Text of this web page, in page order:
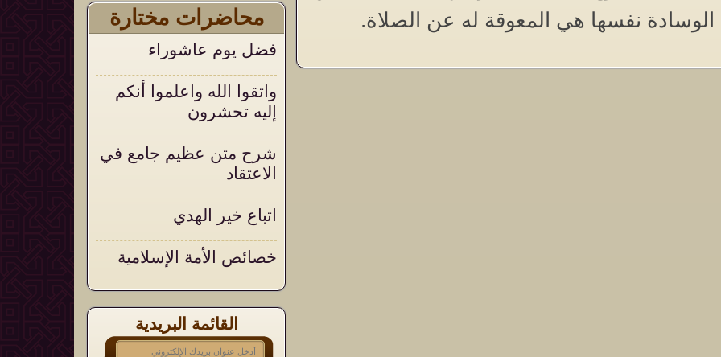
التعليق على التنبيهات
السنية على العقيدة
محاضرات مختارة
فضل يوم عاشوراء
واتقوا الله واعلموا أنكم
إليه تحشرون
شرح متن عظيم جامع في
الاعتقاد
اتباع خير الهدي
خصائص الأمة الإسلامية
القائمة البريدية
نفسها هي المعوقة له عن الصلاة.